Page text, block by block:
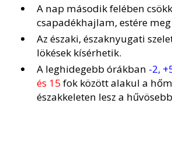
A nap második felében
csapadékhajlam, estére
Az északi, északnyugati
lökések kísérhetik.
A leghidegebb órákban -2,
és 15 fok között alakul a
északkeleten lesz a